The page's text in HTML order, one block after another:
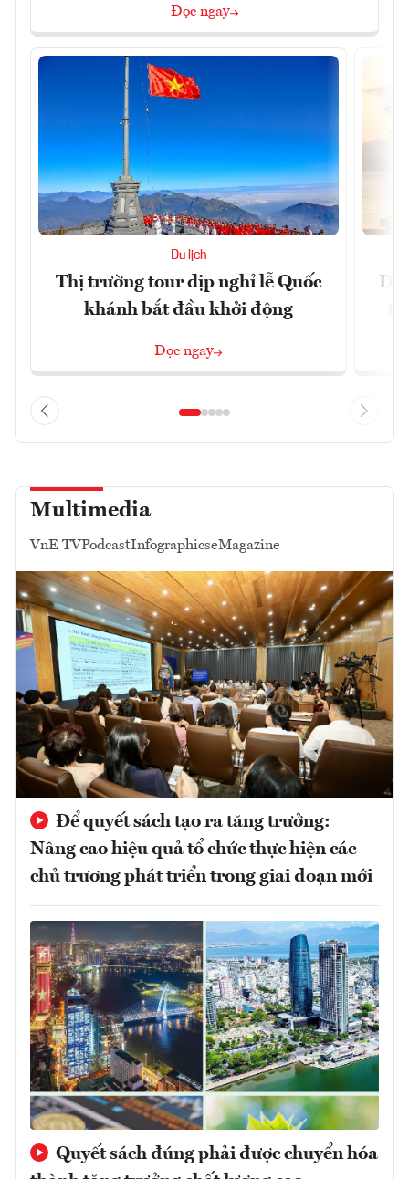
Đọc ngay
Du lịch
Thị trường tour dịp nghỉ lễ Quốc
khánh bắt đầu khởi động
Đọc ngay
Du
Multimedia
VnE TVPodcastInfographicseMagazine
Để quyết sách tạo ra tăng trưởng:
Nâng cao hiệu quả tổ chức thực hiện các
chủ trương phát triển trong giai đoạn mới
Quyết sách đúng phải được chuyển hóa